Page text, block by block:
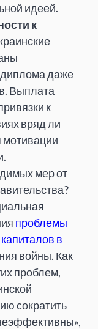
идеей.
к
диплома даже
Выплата
к
вряд ли
мотивации
мер от
проблемы
капиталов в
войны. Как
проблем,
сократить